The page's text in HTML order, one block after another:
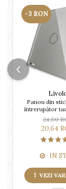
-3 RON
Panou din
întrerupător
24,00
20,64
IN
VEZI